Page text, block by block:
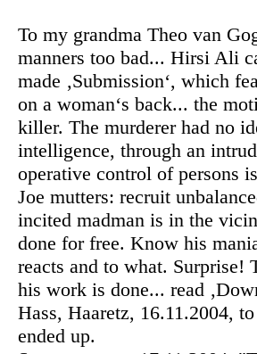
To my grandma Theo van
manners too bad... Hirsi Ali
made ‚Submission‘, which
on a woman‘s back... the
killer. The murderer had no
intelligence, through an
operative control of persons
Joe mutters: recruit
incited madman is in the
done for free. Know his
reacts and to what. Surprise!
his work is done... read
Hass, Haaretz, 16.11.2004,
ended up.